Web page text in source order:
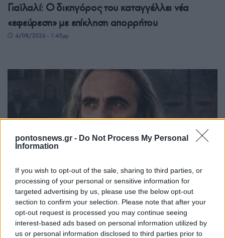
pontosnews.gr - Do Not Process My Personal
Information
If you wish to opt-out of the sale, sharing to third parties, or
processing of your personal or sensitive information for
targeted advertising by us, please use the below opt-out
section to confirm your selection. Please note that after your
opt-out request is processed you may continue seeing
interest-based ads based on personal information utilized by
us or personal information disclosed to third parties prior to
Γιαϊλαλί: Ο δικηγόρος του καταγγέλλει νέα
«εφεύρεση» με επίκληση απορρήτου
4/08/2026 - 1:45μμ
Γιάννης-Βασίλης Γιαϊλαλί: Κρίσιμη καμπή στη
δικαστική υπόθεσή του μετά την αναβολή της
συνάντησης για το καθεστώς ασύλου
3/08/2026 - 11:50μμ